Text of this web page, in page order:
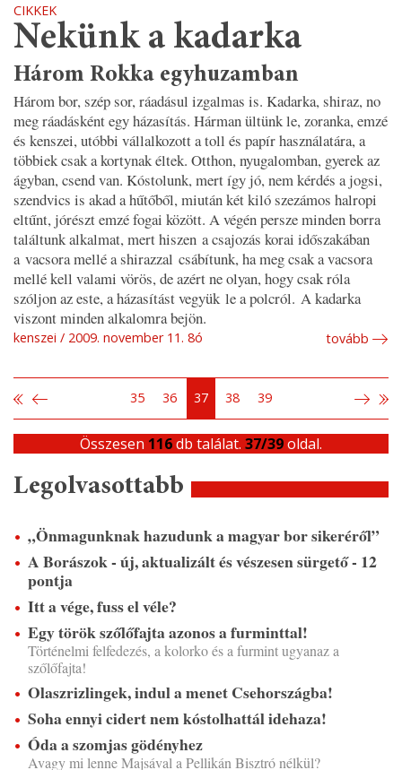
CIKKEK
Nekünk a kadarka
Három Rokka egyhuzamban
Három bor, szép sor, ráadásul izgalmas is. Kadarka, shiraz, no
meg ráadásként egy házasítás. Hárman ültünk le, zoranka, emzé
és kenszei, utóbbi vállalkozott a toll és papír használatára, a
többiek csak a kortynak éltek. Otthon, nyugalomban, gyerek az
ágyban, csend van. Kóstolunk, mert így jó, nem kérdés a jogsi,
szendvics is akad a hűtőből, miután két kiló szezámos halropi
eltűnt, jórészt emzé fogai között. A végén persze minden borra
találtunk alkalmat, mert hiszen a csajozás korai időszakában
a vacsora mellé a shirazzal csábítunk, ha meg csak a vacsora
mellé kell valami vörös, de azért ne olyan, hogy csak róla
szóljon az este, a házasítást vegyük le a polcról. A kadarka
viszont minden alkalomra bejön.
kenszei 2009. november 11. 8ó tovább
35 36 37 38 39
Összesen 116db találat. 37/39oldal.
Legolvasottabb
„Önmagunknak hazudunk a magyar bor sikeréről”
A Borászok - új, aktualizált és vészesen sürgető - 12
pontja
Itt a vége, fuss el véle?
Egy török szőlőfajta azonos a furminttal!
Történelmi felfedezés, a kolorko és a furmint ugyanaz a
szőlőfajta!
Olaszrizlingek, indul a menet Csehországba!
Soha ennyi cidert nem kóstolhattál idehaza!
Óda a szomjas gödényhez
Avagy mi lenne Majsával a Pellikán Bisztró nélkül?